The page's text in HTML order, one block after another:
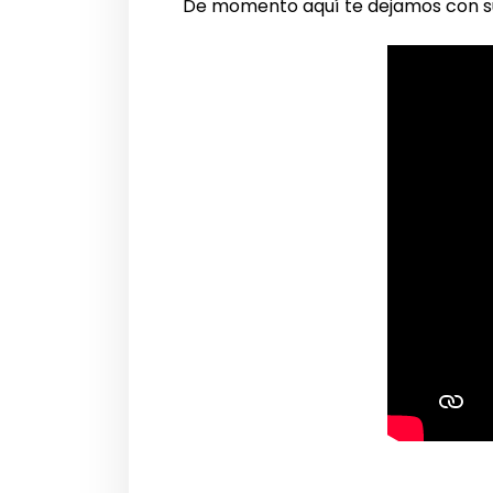
De momento aquí te dejamos con